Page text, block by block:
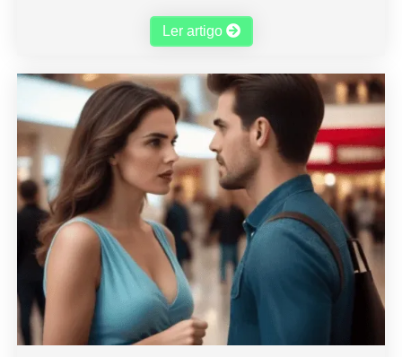
Ler artigo